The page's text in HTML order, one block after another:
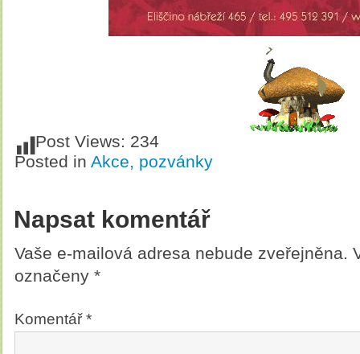
Post Views: 234
Posted in Akce, pozvánky
Napsat komentář
Vaše e-mailová adresa nebude zveřejněna.
označeny *
Komentář*